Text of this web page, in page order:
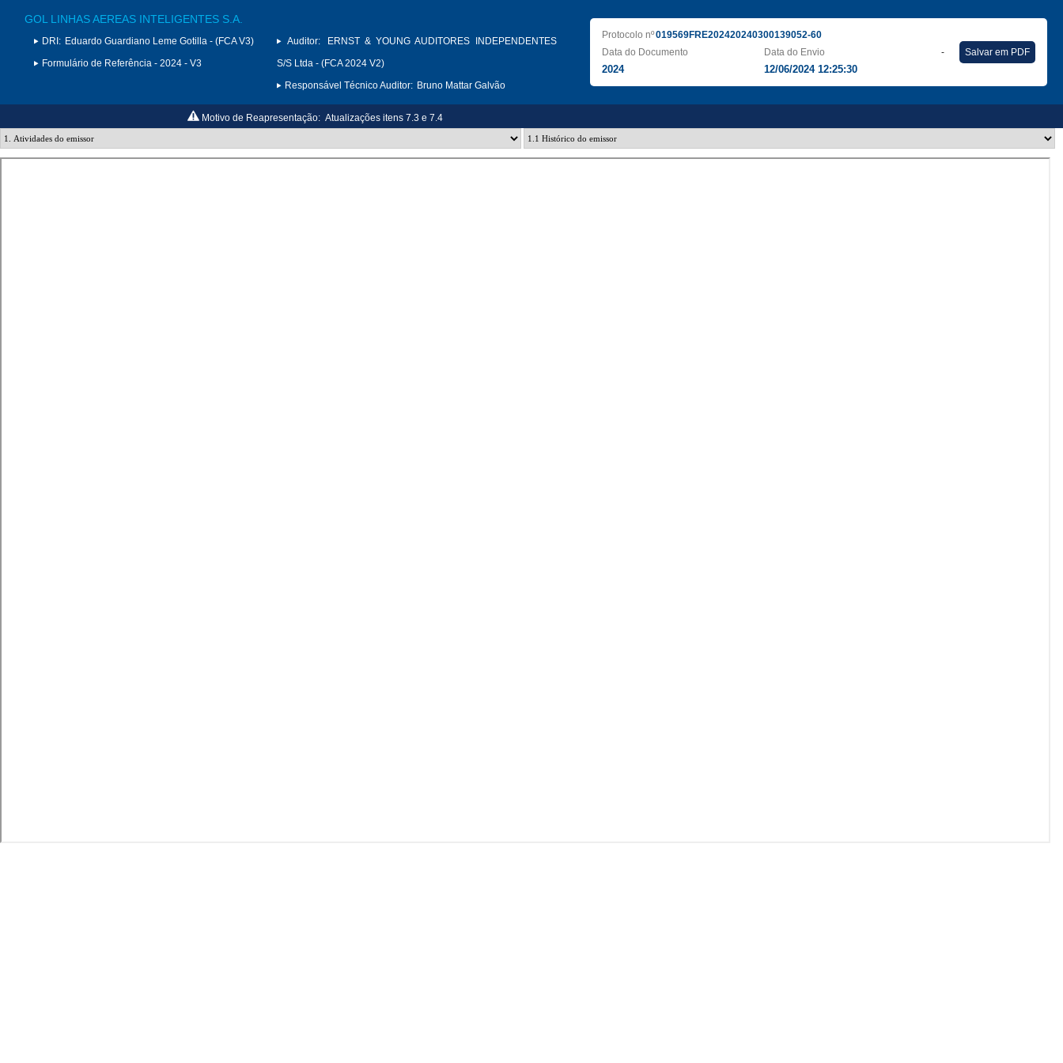
GOL LINHAS AEREAS INTELIGENTES S.A.
DRI: Eduardo Guardiano Leme Gotilla - (FCA V3)
Formulário de Referência - 2024 - V3
Auditor:
ERNST & YOUNG AUDITORES INDEPENDENTES
S/S Ltda - (FCA 2024 V2)
Responsável Técnico Auditor: Bruno Mattar Galvão
Protocolo nº019569FRE202420240300139052-60
Data do Documento
2024
Data do Envio
12/06/2024 12:25:30
- Salvar em PDF
Motivo de Reapresentação: Atualizações itens 7.3 e 7.4